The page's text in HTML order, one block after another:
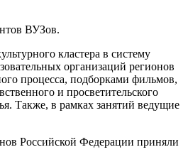
ВУЗов.
кластера в систему
организаций регионов
процесса, подборками фильмов,
и просветительского
Также, в рамках занятий ведущие
Российской Федерации приняли